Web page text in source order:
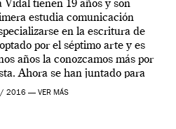
tienen 19 años y son
estudia comunicación
en la escritura de
por el séptimo arte y es
años la conozcamos más por
Ahora se han juntado para
una […]
2016 — VER MÁS